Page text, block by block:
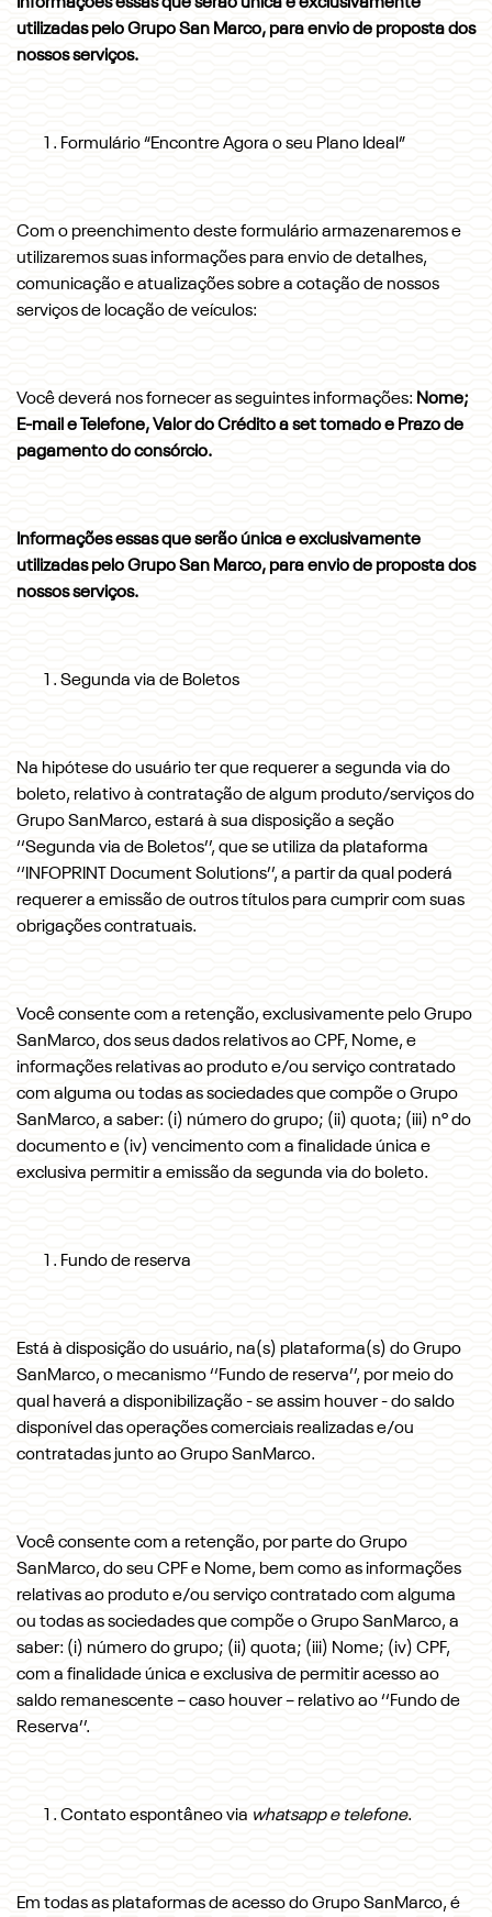
utilizadas pelo Grupo San Marco, para envio de proposta dos
nossos serviços.
Formulário “Encontre Agora o seu Plano Ideal”
Com o preenchimento deste formulário armazenaremos e
utilizaremos suas informações para envio de detalhes,
comunicação e atualizações sobre a cotação de nossos
serviços de locação de veículos:
Você deverá nos fornecer as seguintes informações: Nome;
E-mail e Telefone, Valor do Crédito a set tomado e Prazo de
pagamento do consórcio.
Informações essas que serão única e exclusivamente
utilizadas pelo Grupo San Marco, para envio de proposta dos
nossos serviços.
Segunda via de Boletos
Na hipótese do usuário ter que requerer a segunda via do
boleto, relativo à contratação de algum produto/serviços do
Grupo SanMarco, estará à sua disposição a seção
‘‘Segunda via de Boletos’’, que se utiliza da plataforma
‘‘INFOPRINT Document Solutions’’, a partir da qual poderá
requerer a emissão de outros títulos para cumprir com suas
obrigações contratuais.
Você consente com a retenção, exclusivamente pelo Grupo
SanMarco, dos seus dados relativos ao CPF, Nome, e
informações relativas ao produto e/ou serviço contratado
com alguma ou todas as sociedades que compõe o Grupo
SanMarco, a saber: (i) número do grupo; (ii) quota; (iii) nº do
documento e (iv) vencimento com a finalidade única e
exclusiva permitir a emissão da segunda via do boleto.
Fundo de reserva
Está à disposição do usuário, na(s) plataforma(s) do Grupo
SanMarco, o mecanismo ‘‘Fundo de reserva’’, por meio do
qual haverá a disponibilização - se assim houver - do saldo
disponível das operações comerciais realizadas e/ou
contratadas junto ao Grupo SanMarco.
Você consente com a retenção, por parte do Grupo
SanMarco, do seu CPF e Nome, bem como as informações
relativas ao produto e/ou serviço contratado com alguma
ou todas as sociedades que compõe o Grupo SanMarco, a
saber: (i) número do grupo; (ii) quota; (iii) Nome; (iv) CPF,
com a finalidade única e exclusiva de permitir acesso ao
saldo remanescente – caso houver – relativo ao ‘‘Fundo de
Reserva’’.
Contato espontâneo via whatsapp e telefone.
Em todas as plataformas de acesso do Grupo SanMarco, é